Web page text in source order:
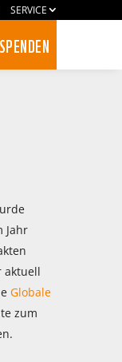
SERVICE
SPENDEN
Jahr
aktuell
Globale
zum